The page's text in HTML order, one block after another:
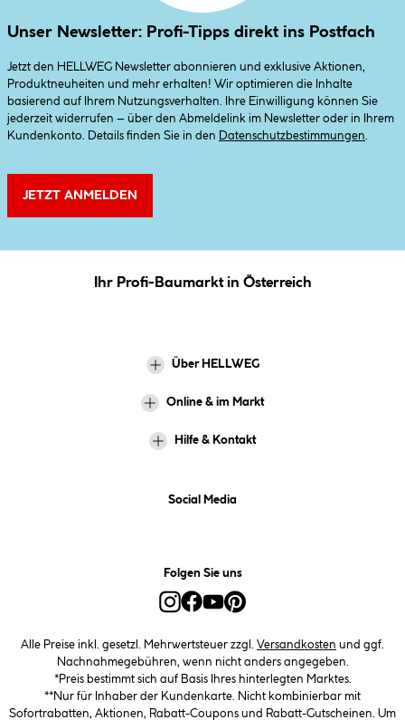
Unser Newsletter: Profi-Tipps direkt ins Postfach
Jetzt den HELLWEG Newsletter abonnieren und exklusive Aktionen,
Produktneuheiten und mehr erhalten! Wir optimieren die Inhalte
basierend auf Ihrem Nutzungsverhalten. Ihre Einwilligung können Sie
jederzeit widerrufen – über den Abmeldelink im Newsletter oder in Ihrem
Kundenkonto. Details finden Sie in den
Datenschutzbestimmungen
JETZT ANMELDEN
Ihr Profi-Baumarkt in Österreich
Über HELLWEG
Online & im Markt
Hilfe & Kontakt
Social Media
Folgen Sie uns
Alle Preise inkl. gesetzl. Mehrwertsteuer zzgl. Versandkosten und ggf.
Nachnahmegebühren, wenn nicht anders angegeben.
*Preis bestimmt sich auf Basis Ihres hinterlegten Marktes.
**Nur für Inhaber der Kundenkarte. Nicht kombinierbar mit
Sofortrabatten, Aktionen, Rabatt-Coupons und Rabatt-Gutscheinen. Um